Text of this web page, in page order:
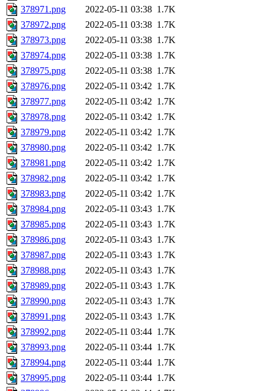
378971.png
2022-05-11 03:38 1.7K
378972.png
2022-05-11 03:38 1.7K
378973.png
2022-05-11 03:38 1.7K
378974.png
2022-05-11 03:38 1.7K
378975.png
2022-05-11 03:38 1.7K
378976.png
2022-05-11 03:42 1.7K
378977.png
2022-05-11 03:42 1.7K
378978.png
2022-05-11 03:42 1.7K
378979.png
2022-05-11 03:42 1.7K
378980.png
2022-05-11 03:42 1.7K
378981.png
2022-05-11 03:42 1.7K
378982.png
2022-05-11 03:42 1.7K
378983.png
2022-05-11 03:42 1.7K
378984.png
2022-05-11 03:43 1.7K
378985.png
2022-05-11 03:43 1.7K
378986.png
2022-05-11 03:43 1.7K
378987.png
2022-05-11 03:43 1.7K
378988.png
2022-05-11 03:43 1.7K
378989.png
2022-05-11 03:43 1.7K
378990.png
2022-05-11 03:43 1.7K
378991.png
2022-05-11 03:43 1.7K
378992.png
2022-05-11 03:44 1.7K
378993.png
2022-05-11 03:44 1.7K
378994.png
2022-05-11 03:44 1.7K
378995.png
2022-05-11 03:44 1.7K